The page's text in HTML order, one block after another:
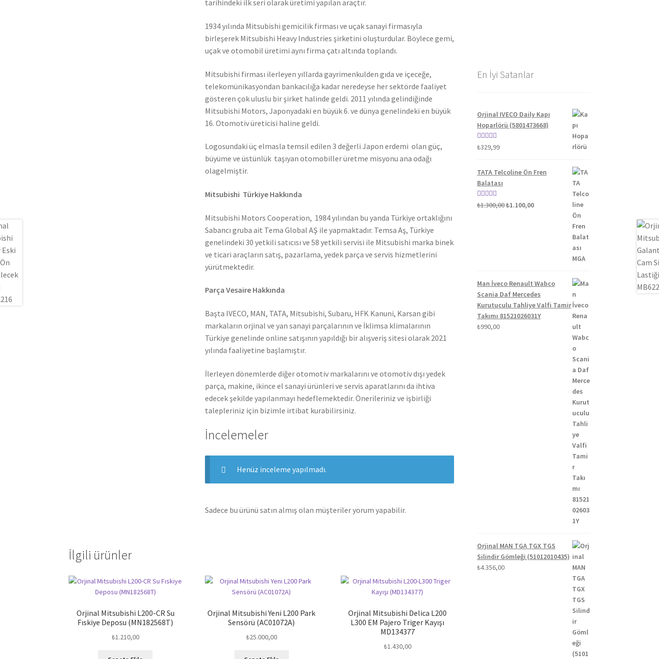
tarihindeki ilk seri olarak üretimi yapılan araçtır.
1934 yılında Mitsubishi gemicilik firması ve uçak sanayi firmasıyla
birleşerek Mitsubishi Heavy Industries şirketini oluşturdular. Böylece gemi,
uçak ve otomobil üretimi aynı firma çatı altında toplandı.
Mitsubishi firması ilerleyen yıllarda gayrimenkulden gıda ve içeceğe,
telekomünikasyondan bankacılığa kadar neredeyse her sektörde faaliyet
gösteren çok uluslu bir şirket halinde geldi. 2011 yılında gelindiğinde
Mitsubishi Motors, Japonyadaki en büyük 6. ve dünya genelindeki en büyük
16. Otomotiv üreticisi haline geldi.
Logosundaki üç elmasla temsil edilen 3 değerli Japon erdemi olan güç,
büyüme ve üstünlük taşıyan otomobiller üretme misyonu ana odağı
olagelmiştir.
Mitsubishi Türkiye Hakkında
Mitsubishi Motors Cooperation, 1984 yılından bu yanda Türkiye ortaklığını
Sabancı gruba ait Tema Global AŞ ile yapmaktadır. Temsa Aş, Türkiye
genelindeki 30 yetkili satıcısı ve 58 yetkili servisi ile Mitsubishi marka binek
ve ticari araçların satış, pazarlama, yedek parça ve servis hizmetlerini
yürütmektedir.
Parça Vesaire Hakkında
Başta IVECO, MAN, TATA, Mitsubishi, Subaru, HFK Kanuni, Karsan gibi
markaların orjinal ve yan sanayi parçalarının ve İklimsa klimalarının
Türkiye genelinde online satışının yapıldığı bir alışveriş sitesi olarak 2021
yılında faaliyetine başlamıştır.
İlerleyen dönemlerde diğer otomotiv markalarını ve otomotiv dışı yedek
parça, makine, ikince el sanayi ürünleri ve servis aparatlarını da ihtiva
edecek şekilde yapılanmayı hedeflemektedir. Önerileriniz ve işbirliği
talepleriniz için bizimle irtibat kurabilirsiniz.
İncelemeler
Henüz inceleme yapılmadı.
Sadece bu ürünü satın almış olan müşteriler yorum yapabilir.
İlgili ürünler
Orjinal Mitsubishi L200-CR Su
Fıskiye Deposu (MN182568T)
₺1.210,00
Orjinal Mitsubishi Yeni L200 Park
Sensörü (AC01072A)
₺25.000,00
Orjinal Mitsubishi Delica L200
L300 EM Pajero Triger Kayışı
MD134377
₺1.430,00
En İyi Satanlar
Orjinal IVECO Daily Kapı
Hoparlörü (5801473668)
5 üzerinden
₺329,99
TATA Telcoline Ön Fren
Balatası
5 üzerinden
₺1.300,00Orijinal
₺1.100,00Şu
Man İveco Renault Wabco
Scania Daf Mercedes
Kurutuculu Tahliye Valfi Tamir
Takımı 81521026031Y
₺990,00
Orjinal MAN TGA TGX TGS
Silindir Gömleği (51012010435)
₺4.356,00